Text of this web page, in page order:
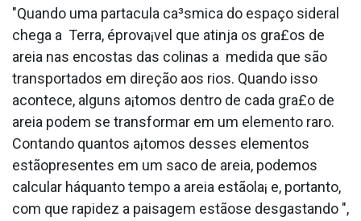
"Quando uma parta­cula ca³smica do espaço sideral
chega a Terra, éprova¡vel que atinja os gra£os de
areia nas encostas das colinas a medida que são
transportados em direção aos rios. Quando isso
acontece, alguns a¡tomos dentro de cada gra£o de
areia podem se transformar em um elemento raro.
Contando quantos a¡tomos desses elementos
estãopresentes em um saco de areia, podemos
calcular háquanto tempo a areia estãola¡ e, portanto,
com que rapidez a paisagem estãose desgastando ",